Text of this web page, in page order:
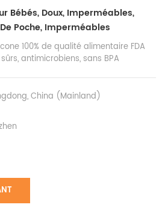
Bébés, Doux, Imperméables,
Poche, Imperméables
100% de qualité alimentaire FDA
antimicrobiens, sans BPA
China (Mainland)